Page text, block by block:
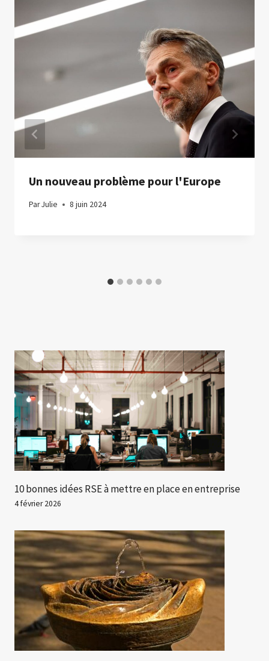
Un nouveau problème pour l'Europe
ParJulie 8 juin 2024
10 bonnes idées RSE à mettre en place en entreprise
4 février 2026